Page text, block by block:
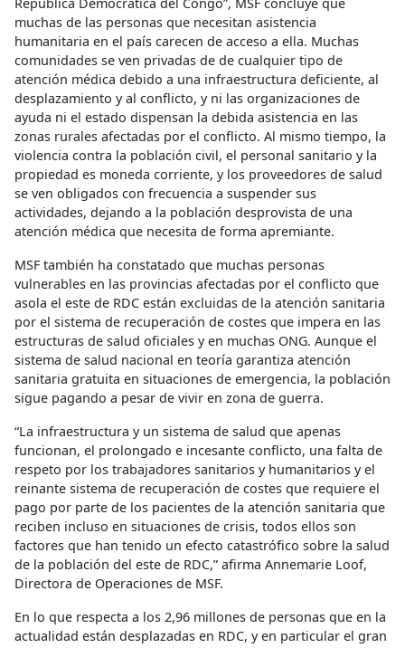
muchas de las personas que necesitan asistencia
humanitaria en el país carecen de acceso a ella. Muchas
comunidades se ven privadas de de cualquier tipo de
atención médica debido a una infraestructura deficiente, al
desplazamiento y al conflicto, y ni las organizaciones de
ayuda ni el estado dispensan la debida asistencia en las
zonas rurales afectadas por el conflicto. Al mismo tiempo, la
violencia contra la población civil, el personal sanitario y la
propiedad es moneda corriente, y los proveedores de salud
se ven obligados con frecuencia a suspender sus
actividades, dejando a la población desprovista de una
atención médica que necesita de forma apremiante.
MSF también ha constatado que muchas personas
vulnerables en las provincias afectadas por el conflicto que
asola el este de RDC están excluidas de la atención sanitaria
por el sistema de recuperación de costes que impera en las
estructuras de salud oficiales y en muchas ONG. Aunque el
sistema de salud nacional en teoría garantiza atención
sanitaria gratuita en situaciones de emergencia, la población
sigue pagando a pesar de vivir en zona de guerra.
“La infraestructura y un sistema de salud que apenas
funcionan, el prolongado e incesante conflicto, una falta de
respeto por los trabajadores sanitarios y humanitarios y el
reinante sistema de recuperación de costes que requiere el
pago por parte de los pacientes de la atención sanitaria que
reciben incluso en situaciones de crisis, todos ellos son
factores que han tenido un efecto catastrófico sobre la salud
de la población del este de RDC,” afirma Annemarie Loof,
Directora de Operaciones de MSF.
En lo que respecta a los 2,96 millones de personas que en la
actualidad están desplazadas en RDC, y en particular el gran